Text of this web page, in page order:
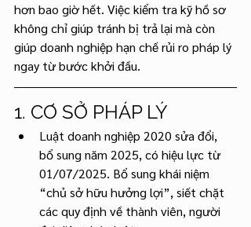
hơn bao giờ hết. Việc kiểm tra kỹ hồ sơ
không chỉ giúp tránh bị trả lại mà còn
giúp doanh nghiệp hạn chế rủi ro pháp lý
ngay từ bước khởi đầu.
1. CƠ SỞ PHÁP LÝ
Luật doanh nghiệp 2020 sửa đổi,
bổ sung năm 2025, có hiệu lực từ
01/07/2025. Bổ sung khái niệm
“chủ sở hữu hưởng lợi”, siết chặt
các quy định về thành viên, người